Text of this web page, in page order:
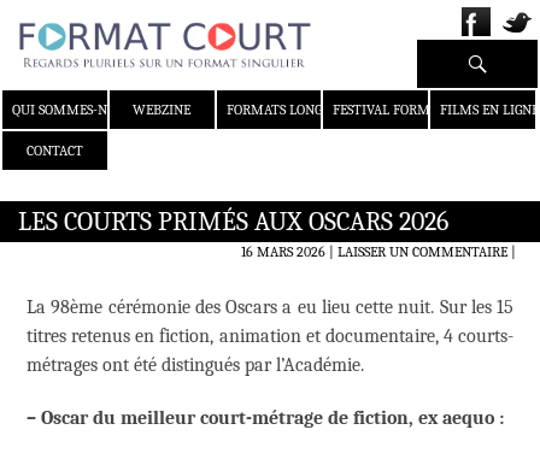
QUI SOMMES-NOUS ?WEBZINE FORMATS LONGS FESTIVAL FORMAT COURT
FILMS EN LIGNE
CONTACT
Recherche
LES COURTS PRIMÉS AUX OSCARS 2026
16 MARS 2026 LAISSER UN COMMENTAIRE|
La 98ème cérémonie des Oscars a eu lieu cette nuit. Sur les 15
titres retenus en fiction, animation et documentaire, 4 courts-
métrages ont été distingués par l’Académie.
– Oscar du meilleur court-métrage de fiction, ex aequo :